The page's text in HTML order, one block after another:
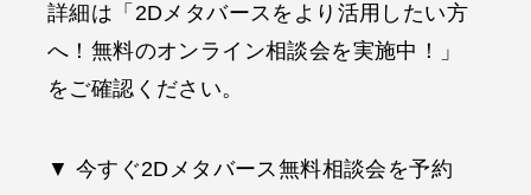
詳細は「2Dメタバースをより活用したい方
へ！無料のオンライン相談会を実施中！」
をご確認ください。
▼ 今すぐ2Dメタバース無料相談会を予約